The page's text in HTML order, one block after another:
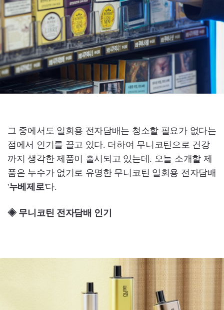
그 중에서도 일회용 전자담배는 청소할 필요가 없다는
점에서 인기를 끌고 있다. 더하여 무니코틴으로 건강
까지 생각한 제품이 출시되고 있는데. 오늘 소개할 제
품은 누수가 없기로 유명한 무니코틴 일회용 전자담배
'누베제로'다.
◈ 무니코틴 전자담배 인기